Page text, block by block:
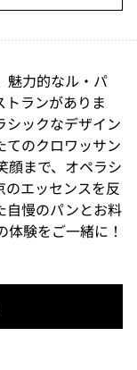
魅力的なル・パ
トランがありま
シックなデザイン
てのクロワッサン
顔まで、オペラシ
のエッセンスを反
自慢のパンとお料
験をご一緒に！